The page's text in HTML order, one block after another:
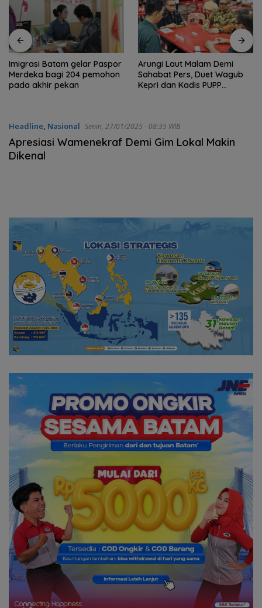
Imigrasi Batam gelar Paspor
Merdeka bagi 204 pemohon
pada akhir pekan
Arungi Laut Malam Demi
Sahabat Pers, Duet Wagub
Kepri dan Kadis PUPP
Headline, Nasional Senin, 27/01/2025 - 08:35 WIB
Apresiasi Wamenekraf Demi Gim Lokal Makin
Dikenal